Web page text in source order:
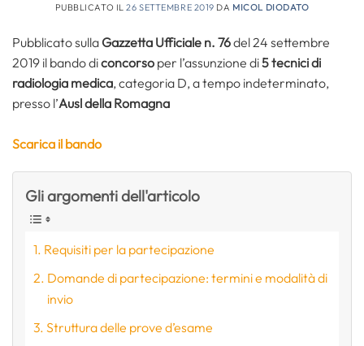
PUBBLICATO IL26 SETTEMBRE 2019 DA MICOL DIODATO
Pubblicato sulla Gazzetta Ufficiale n. 76del 24 settembre
2019 il bando diconcorso per l’assunzione di5 tecnici di
radiologia medica, categoria D, a tempo indeterminato,
presso l’Ausl della Romagna
Scarica il bando
Gli argomenti dell'articolo
Requisiti per la partecipazione
Domande di partecipazione: termini e modalità di
invio
Struttura delle prove d’esame